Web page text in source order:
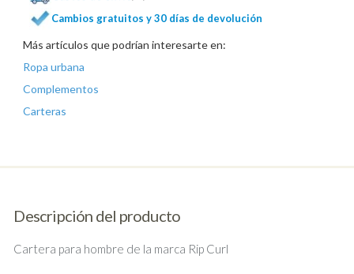
Cambios gratuitos y 30 días de devolución
Más artículos que podrían interesarte en:
Ropa urbana
Complementos
Carteras
Descripción del producto
Cartera para hombre de la marca Rip Curl